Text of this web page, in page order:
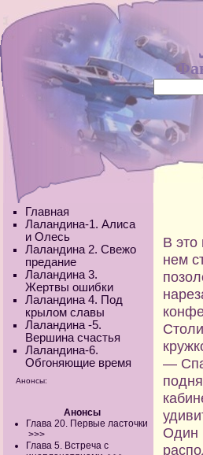
Главная
Лаландина-1. Алиса
и Олесь
Лаландина 2. Свежо
предание
Лаландина 3.
Жертвы ошибки
Лаландина 4. Под
крылом славы
Лаландина -5.
Вершина счастья
Лаландина-6.
Обгоняющие время
Анонсы:
Анонсы
Глава 20. Первые ласточки
>>>
Глава 5. Встреча с
В это
нем
—
Один